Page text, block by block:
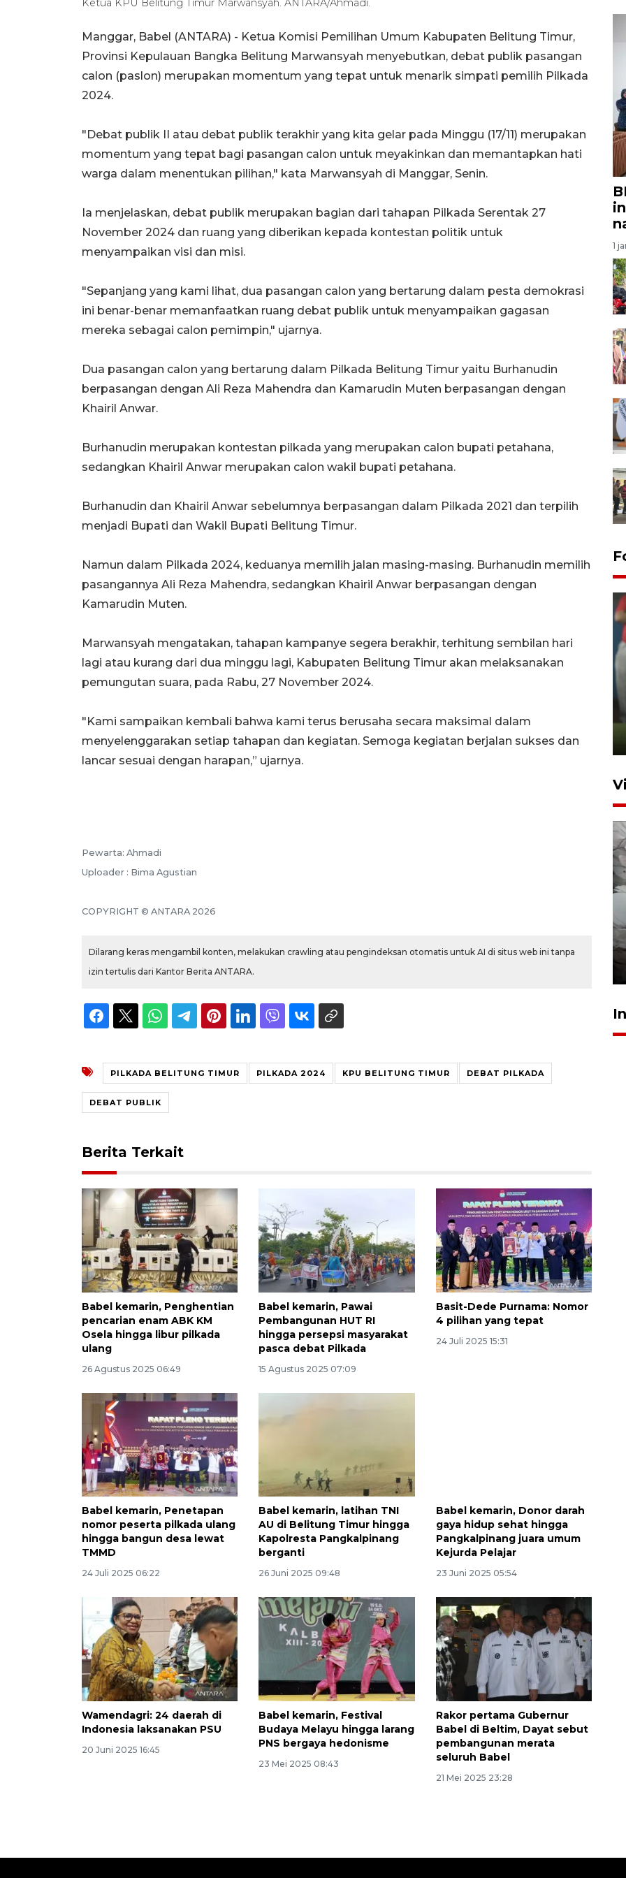
Ketua KPU Belitung Timur Marwansyah. ANTARA/Ahmadi.
Manggar, Babel (ANTARA) - Ketua Komisi Pemilihan Umum Kabupaten Belitung Timur,
Provinsi Kepulauan Bangka Belitung Marwansyah menyebutkan, debat publik pasangan
calon (paslon) merupakan momentum yang tepat untuk menarik simpati pemilih Pilkada
2024.
"Debat publik II atau debat publik terakhir yang kita gelar pada Minggu (17/11) merupakan
momentum yang tepat bagi pasangan calon untuk meyakinkan dan memantapkan hati
warga dalam menentukan pilihan," kata Marwansyah di Manggar, Senin.
Ia menjelaskan, debat publik merupakan bagian dari tahapan Pilkada Serentak 27
November 2024 dan ruang yang diberikan kepada kontestan politik untuk
menyampaikan visi dan misi.
"Sepanjang yang kami lihat, dua pasangan calon yang bertarung dalam pesta demokrasi
ini benar-benar memanfaatkan ruang debat publik untuk menyampaikan gagasan
mereka sebagai calon pemimpin," ujarnya.
Dua pasangan calon yang bertarung dalam Pilkada Belitung Timur yaitu Burhanudin
berpasangan dengan Ali Reza Mahendra dan Kamarudin Muten berpasangan dengan
Khairil Anwar.
Burhanudin merupakan kontestan pilkada yang merupakan calon bupati petahana,
sedangkan Khairil Anwar merupakan calon wakil bupati petahana.
Burhanudin dan Khairil Anwar sebelumnya berpasangan dalam Pilkada 2021 dan terpilih
menjadi Bupati dan Wakil Bupati Belitung Timur.
Namun dalam Pilkada 2024, keduanya memilih jalan masing-masing. Burhanudin memilih
pasangannya Ali Reza Mahendra, sedangkan Khairil Anwar berpasangan dengan
Kamarudin Muten.
Marwansyah mengatakan, tahapan kampanye segera berakhir, terhitung sembilan hari
lagi atau kurang dari dua minggu lagi, Kabupaten Belitung Timur akan melaksanakan
pemungutan suara, pada Rabu, 27 November 2024.
"Kami sampaikan kembali bahwa kami terus berusaha secara maksimal dalam
menyelenggarakan setiap tahapan dan kegiatan. Semoga kegiatan berjalan sukses dan
lancar sesuai dengan harapan,” ujarnya.
Pewarta: Ahmadi
Uploader : Bima Agustian
COPYRIGHT © ANTARA 2026
Dilarang keras mengambil konten, melakukan crawling atau pengindeksan otomatis untuk AI di situs web ini tanpa
izin tertulis dari Kantor Berita ANTARA.
PILKADA BELITUNG TIMUR PILKADA 2024 KPU BELITUNG TIMUR DEBAT PILKADA
DEBAT PUBLIK
Berita Terkait
Babel kemarin, Penghentian
pencarian enam ABK KM
Osela hingga libur pilkada
ulang
26 Agustus 2025 06:49
Babel kemarin, Pawai
Pembangunan HUT RI
hingga persepsi masyarakat
pasca debat Pilkada
15 Agustus 2025 07:09
Basit-Dede Purnama: Nomor
4 pilihan yang tepat
24 Juli 2025 15:31
Babel kemarin, Penetapan
nomor peserta pilkada ulang
hingga bangun desa lewat
TMMD
24 Juli 2025 06:22
Babel kemarin, latihan TNI
AU di Belitung Timur hingga
Kapolresta Pangkalpinang
berganti
26 Juni 2025 09:48
Babel kemarin, Donor darah
gaya hidup sehat hingga
Pangkalpinang juara umum
Kejurda Pelajar
23 Juni 2025 05:54
Wamendagri: 24 daerah di
Indonesia laksanakan PSU
20 Juni 2025 16:45
Babel kemarin, Festival
Budaya Melayu hingga larang
PNS bergaya hedonisme
23 Mei 2025 08:43
Rakor pertama Gubernur
Babel di Beltim, Dayat sebut
pembangunan merata
seluruh Babel
21 Mei 2025 23:28
1
Sama
22 Juni 2026 16:35
kekeringan
2026-08-06 13:15:00